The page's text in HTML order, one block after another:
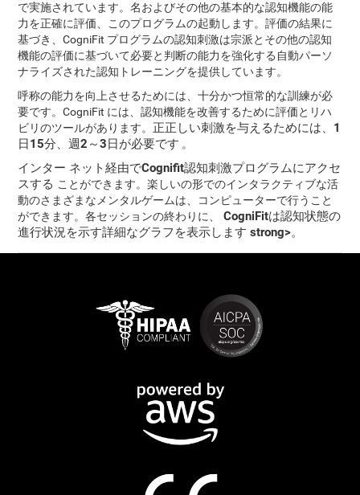
で実施されています。名およびその他の基本的な認知機能の能
力を正確に評価、このプログラムの起動します。評価の結果に
基づき、CogniFit プログラムの認知刺激は宗派とその他の認知
機能の評価に基づいて必要と判断の能力を強化する自動パーソ
ナライズされた認知トレーニングを提供しています。
呼称の能力を向上させるためには、十分かつ恒常的な訓練が必
要です。CogniFit には、認知機能を改善するために評価とリハ
ビリのツールがあります。 正正しい刺激を与えるためには、1
日15分、週2～3日が必要です 。
インター ネット経由でCognifit認知刺激プログラムにアクセ
スする ことができます。楽しいの形でのインタラクティブな活
動のさまざまなメンタルゲームは、コンピューターで行うこと
ができます。各セッションの終わりに、
CogniFitは認知状態の
進行状況を示す詳細なグラフを表示します strong>。